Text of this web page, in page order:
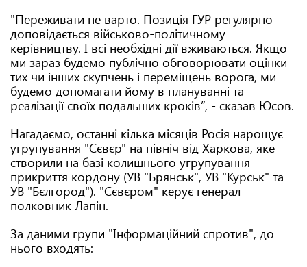
"Переживати не варто. Позиція ГУР регулярно
доповідається військово-політичному
керівництву. І всі необхідні дії вживаються. Якщо
ми зараз будемо публічно обговорювати оцінки
тих чи інших скупчень і переміщень ворога, ми
будемо допомагати йому в плануванні та
реалізації своїх подальших кроків”, - сказав Юсов.
Нагадаємо, останні кілька місяців Росія нарощує
угрупування "Сєвєр" на північ від Харкова, яке
створили на базі колишнього угрупування
прикриття кордону (УВ "Брянськ", УВ "Курськ" та
УВ "Бєлгород"). "Сєвєром" керує генерал-
полковник Лапін.
За даними групи "Інформаційний спротив", до
нього входять: